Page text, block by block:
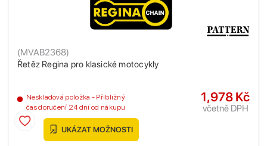
Řetěz Regina pro klasické motocykly
(MVAB2368)
Neskladová položka - Přibližný
čas doručení 24 dní od nákupu
1,978 Kč
včetně DPH
UKÁZAT MOŽNOSTI